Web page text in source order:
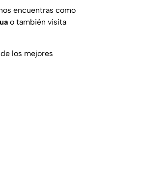
encuentras como
o también visita
los mejores